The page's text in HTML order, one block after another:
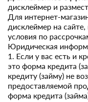
дисклеймер и
Для интернет-
дисклеймер на
условия по
Юридическая
1. Если у вас есть и
это форма кредита
кредиту (займу) не
предоставляемой
форма кредита